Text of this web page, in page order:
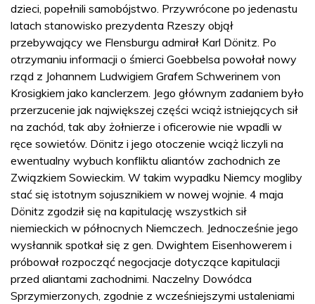
dzieci, popełnili samobójstwo. Przywrócone po jedenastu
latach stanowisko prezydenta Rzeszy objął
przebywający we Flensburgu admirał Karl Dönitz. Po
otrzymaniu informacji o śmierci Goebbelsa powołał nowy
rząd z Johannem Ludwigiem Grafem Schwerinem von
Krosigkiem jako kanclerzem. Jego głównym zadaniem było
przerzucenie jak największej części wciąż istniejących sił
na zachód, tak aby żołnierze i oficerowie nie wpadli w
ręce sowietów. Dönitz i jego otoczenie wciąż liczyli na
ewentualny wybuch konfliktu aliantów zachodnich ze
Związkiem Sowieckim. W takim wypadku Niemcy mogliby
stać się istotnym sojusznikiem w nowej wojnie. 4 maja
Dönitz zgodził się na kapitulację wszystkich sił
niemieckich w północnych Niemczech. Jednocześnie jego
wysłannik spotkał się z gen. Dwightem Eisenhowerem i
próbował rozpocząć negocjacje dotyczące kapitulacji
przed aliantami zachodnimi. Naczelny Dowódca
Sprzymierzonych, zgodnie z wcześniejszymi ustaleniami